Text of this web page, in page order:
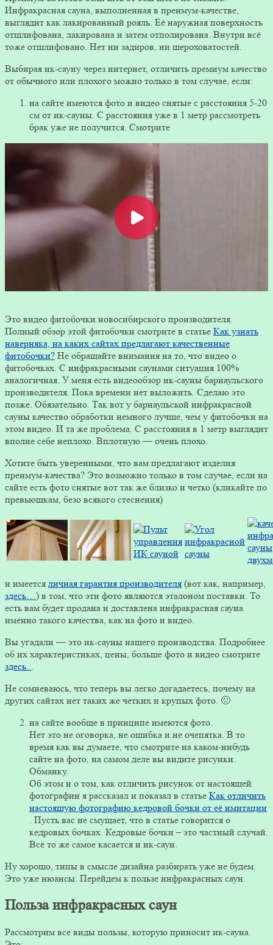
Инфракрасная сауна, выполненная в преимум-качестве,
выглядит как лакированный рояль. Её наружная поверхность
отшлифована, лакирована и затем отполирована. Внутри всё
тоже отшлифовано. Нет ни задиров, ни шероховатостей.
Выбирая ик-сауну через интернет, отличить премиум качество
от обычного или плохого можно только в том случае, если:
на сайте имеются фото и видео снятые с расстояния 5-20
см от ик-сауны. С расстояния уже в 1 метр рассмотреть
брак уже не получится. Смотрите
Это видео фитобочки новосибирского производителя.
Полный обзор этой фитобочки смотрите в статье Как узнать
наверняка, на каких сайтах предлагают качественные
фитобочки? Не обращайте внимания на то, что видео о
фитобочках. С инфракрасными саунами ситуация 100%
аналогичная. У меня есть видеообзор ик-сауны барнаульского
производителя. Пока времени нет выложить. Сделаю это
позже. Обязательно. Так вот у барнаульской инфракрасной
сауны качество обработки немного лучше, чем у фитобочки на
этом видео. И та же проблема. С расстояния в 1 метр выглядит
вполне себе неплохо. Вплотную — очень плохо.
Хотите быть уверенными, что вам предлагают изделия
преимум-качества? Это возможно только в том случае, если на
сайте есть фото снятые вот так же близко и четко (кликайте по
превьюшкам, безо всякого стеснения)
и имеется личная гарантия производителя (вот как, например,
здесь…) в том, что эти фото являются эталоном поставки. То
есть вам будет продана и доставлена инфракрасная сауна
именно такого качества, как на фото и видео.
Вы угадали — это ик-сауны нашего производства. Подробнее
об их характеристиках, цены, больше фото и видео смотрите
здесь...
Не сомневаюсь, что теперь вы легко догадаетесь, почему на
других сайтах нет таких же четких и крупых фото. 🙁
на сайте вообще в принципе имеются фото.
Нет это не оговорка, не ошибка и не очепятка. В то
время как вы думаете, что смотрите на каком-нибудь
сайте на фото, на самом деле вы видите рисунки.
Обманку.
Об этом и о том, как отличить рисунок от настоящей
фотографии я рассказал и показал в статье Как отличить
настоящую фотографию кедровой бочки от её имитации
. Пусть вас не смущает, что в статье говорится о
кедровых бочках. Кедровые бочки – это частный случай.
Всё то же самое касается и ик-саун.
Ну хорошо, типы в смысле дизайна разбирать уже не будем.
Это уже нюансы. Перейдем к пользе инфракрасных саун.
Польза инфракрасных саун
Рассмотрим все виды пользы, которую приносит ик-сауна.